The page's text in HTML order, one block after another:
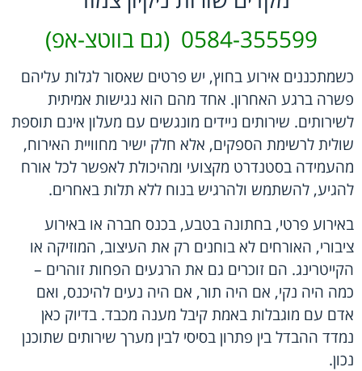
0584-355599 (גם בווטצ-אפ)
כשמתכננים אירוע בחוץ, יש פרטים שאסור לגלות עליהם
פשרה ברגע האחרון. אחד מהם הוא נגישות אמיתית
לשירותים. שירותים ניידים מונגשים עם מעלון אינם תוספת
שולית לרשימת הספקים, אלא חלק ישיר מחוויית האירוח,
מהעמידה בסטנדרט מקצועי ומהיכולת לאפשר לכל אורח
להגיע, להשתמש ולהרגיש בנוח ללא תלות באחרים.
באירוע פרטי, בחתונה בטבע, בכנס חברה או באירוע
ציבורי, האורחים לא בוחנים רק את העיצוב, המוזיקה או
הקייטרינג. הם זוכרים גם את הרגעים הפחות זוהרים –
כמה היה נקי, אם היה תור, אם היה נעים להיכנס, ואם
אדם עם מוגבלות באמת קיבל מענה מכבד. בדיוק כאן
נמדד ההבדל בין פתרון בסיסי לבין מערך שירותים שתוכנן
נכון.